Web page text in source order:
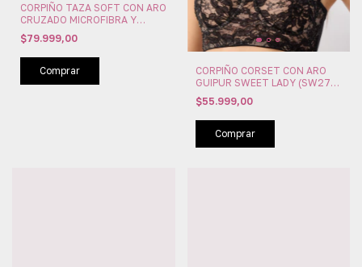
CORPIÑO TAZA SOFT CON ARO
CRUZADO MICROFIBRA Y
PUNTILLA MAIDENFORM
(MAI7543)
$79.999,00
Comprar
CORPIÑO CORSET CON ARO
GUIPUR SWEET LADY (SW271-
128)
$55.999,00
Comprar